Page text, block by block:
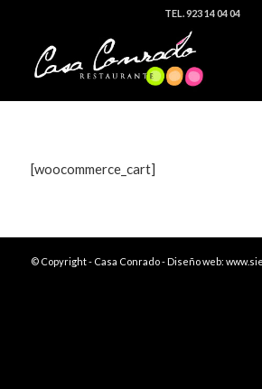
TEL. 923 14 04 04
[woocommerce_cart]
© Copyright - Casa Conrado - Diseño web: